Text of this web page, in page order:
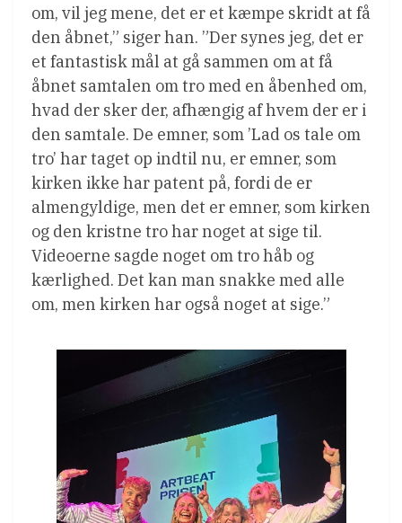
om, vil jeg mene, det er et kæmpe skridt at få
den åbnet,” siger han. ”Der synes jeg, det er
et fantastisk mål at gå sammen om at få
åbnet samtalen om tro med en åbenhed om,
hvad der sker der, afhængig af hvem der er i
den samtale. De emner, som ’Lad os tale om
tro’ har taget op indtil nu, er emner, som
kirken ikke har patent på, fordi de er
almengyldige, men det er emner, som kirken
og den kristne tro har noget at sige til.
Videoerne sagde noget om tro håb og
kærlighed. Det kan man snakke med alle
om, men kirken har også noget at sige.”